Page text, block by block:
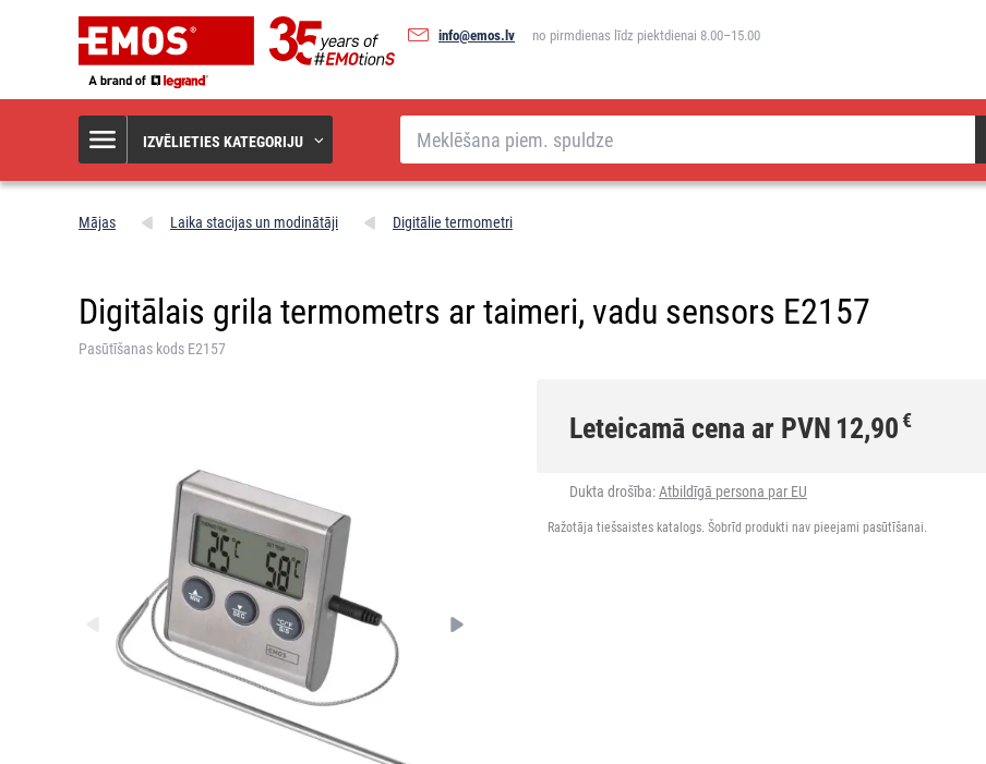
info@emos.lv no pirmdienas līdz piektdienai 8.00–15.00
IZVĒLIETIES KATEGORIJU
Meklēšana
Mājas Laika stacijas un modinātāji Digitālie termometri
Digitālais grila termometrs ar taimeri, vadu sensors E2157
Pasūtīšanas kods E2157
Leteicamā cena ar PVN 12,90€
Dukta drošība:Atbildīgā persona par EU
Ražotāja tiešsaistes katalogs. Šobrīd produkti nav pieejami pasūtīšanai.